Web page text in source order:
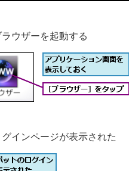
ラウザーを起動する
グインページが表示された